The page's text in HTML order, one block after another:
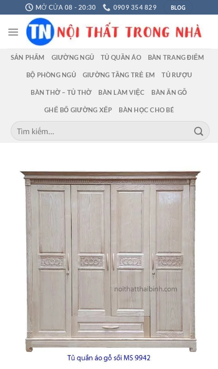
Chuyển
đến
nội
MỞ CỬA 08 - 20:30 0909 354 829 BLOG
SẢN PHẨM GIƯỜNG NGỦ TỦ QUẦN ÁO BÀN TRANG ĐIỂM
BỘ PHÒNG NGỦ GIƯỜNG TẦNG TRẺ EM TỦ RƯỢU
BÀN THỜ – TỦ THỜ BÀN LÀM VIỆC BÀN ĂN GỖ
GHẾ BỐ GIƯỜNG XẾP BÀN HỌC CHO BÉ
Tìm
kiếm: